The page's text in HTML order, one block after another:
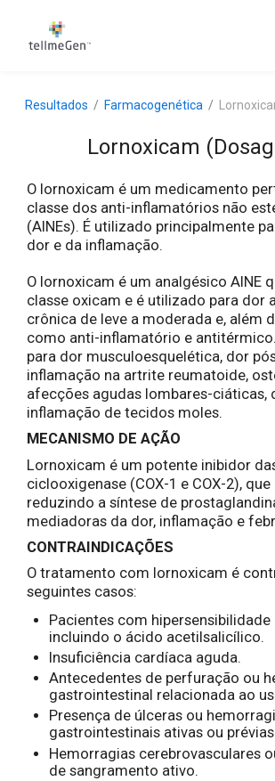
Resultados Farmacogenética
Lornoxicam
O lornoxicam é um medicamento
classe dos anti-inflamatórios não
(AINEs). É utilizado principalmente
dor e da inflamação.
O lornoxicam é um analgésico AINE
classe oxicam e é utilizado para dor
crônica de leve a moderada e, além
como anti-inflamatório e
para dor musculoesquelética, dor
inflamação na artrite reumatoide,
afecções agudas lombares-ciáticas,
inflamação de tecidos moles.
MECANISMO DE AÇÃO
Lornoxicam é um potente inibidor
ciclooxigenase (COX-1 e COX-2), que
reduzindo a síntese de
mediadoras da dor, inflamação e
CONTRAINDICAÇÕES
O tratamento com lornoxicam é
seguintes casos:
Pacientes com hipersensibilidade
incluindo o ácido acetilsalicílico.
Insuficiência cardíaca aguda.
Antecedentes de perfuração ou
gastrointestinal relacionada ao
Presença de úlceras ou
gastrointestinais ativas ou
Hemorragias cerebrovasculares
de sangramento ativo.